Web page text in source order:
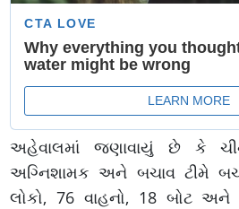
અહેવાલમાં જણાવાયું છે કે
અગ્નિશામક અને બચાવ ટીમે
લોકો, 76 વાહનો, 18 બોટ અને